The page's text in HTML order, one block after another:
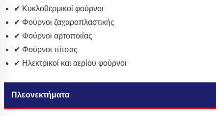
✔ Κυκλοθερμικοί φούρνοι
✔ Φούρνοι ζαχαροπλαστικής
✔ Φούρνοι αρτοποιίας
✔ Φούρνοι πίτσας
✔ Ηλεκτρικοί και αερίου φούρνοι
Πλεονεκτήματα